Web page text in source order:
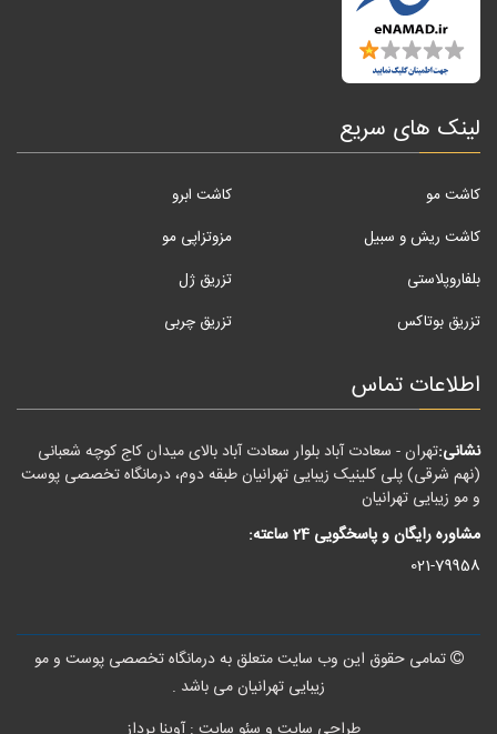
لینک های سریع
کاشت مو
کاشت ابرو
کاشت ریش و سبیل
مزوتزاپی مو
بلفاروپلاستی
تزریق ژل
تزریق بوتاکس
تزریق چربی
اطلاعات تماس
نشانی:تهران - سعادت آباد بلوار سعادت آباد بالای میدان کاج کوچه شعبانی
(نهم شرقی) پلی کلینیک زیبایی تهرانیان طبقه دوم، درمانگاه تخصصی پوست
و مو زیبایی تهرانیان
مشاوره رایگان و پاسخگویی 24 ساعته:
021-79958
تمامی حقوق این وب سایت متعلق به درمانگاه تخصصی پوست و مو
زیبایی تهرانیان می باشد .